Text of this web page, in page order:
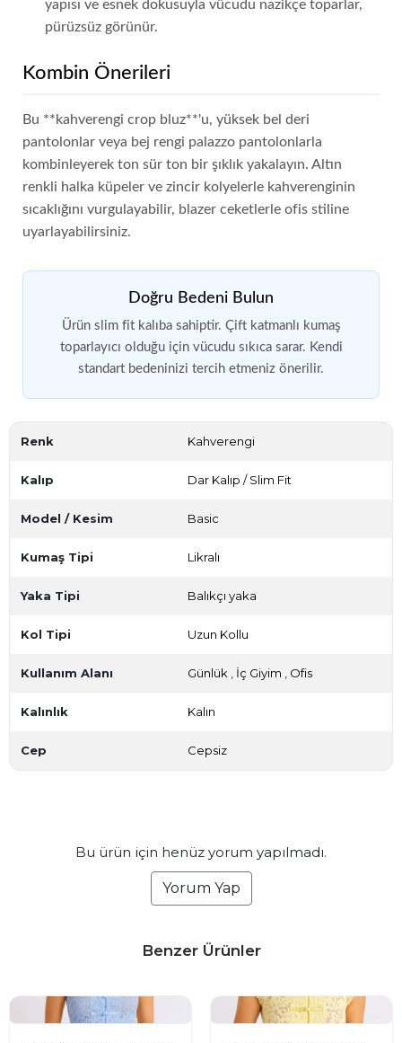
yapısı ve esnek dokusuyla vücudu nazikçe toparlar,
pürüzsüz görünür.
Kombin Önerileri
Bu **kahverengi crop bluz**'u, yüksek bel deri
pantolonlar veya bej rengi palazzo pantolonlarla
kombinleyerek ton sür ton bir şıklık yakalayın. Altın
renkli halka küpeler ve zincir kolyelerle kahverenginin
sıcaklığını vurgulayabilir, blazer ceketlerle ofis stiline
uyarlayabilirsiniz.
Doğru Bedeni Bulun
Ürün slim fit kalıba sahiptir. Çift katmanlı kumaş
toparlayıcı olduğu için vücudu sıkıca sarar. Kendi
standart bedeninizi tercih etmeniz önerilir.
Renk Kahverengi
Kalıp Dar Kalıp / Slim Fit
Model / Kesim Basic
Kumaş Tipi Likralı
Yaka Tipi Balıkçı yaka
Kol Tipi Uzun Kollu
Kullanım Alanı Günlük İç Giyim Ofis
Kalınlık Kalın
Cep Cepsiz
Bu ürün için henüz yorum yapılmadı.
Yorum Yap
Benzer Ürünler